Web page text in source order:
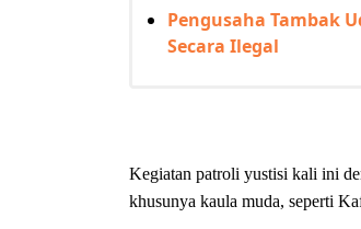
Pengusaha Tambak
Secara Ilegal
Kegiatan patroli yustisi kali ini
khusunya kaula muda, seperti